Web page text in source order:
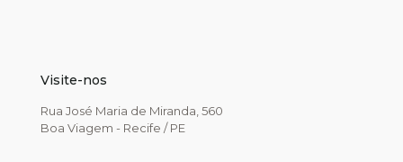
Visite-nos
Rua José Maria de Miranda, 560
Boa Viagem - Recife / PE